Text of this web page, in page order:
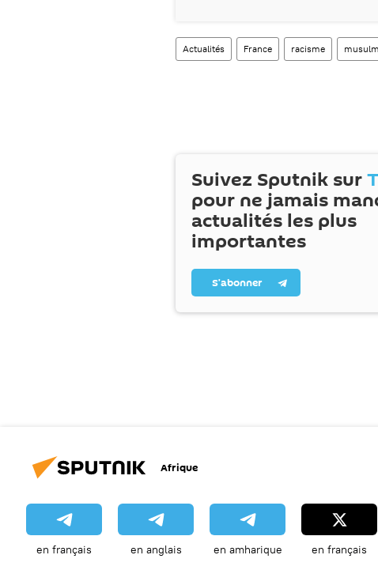
Actualités France racisme
Suivez Sputnik sur
pour ne jamais
actualités les plus
importantes
S’abonner
Afrique
en français en anglais en amharique en français